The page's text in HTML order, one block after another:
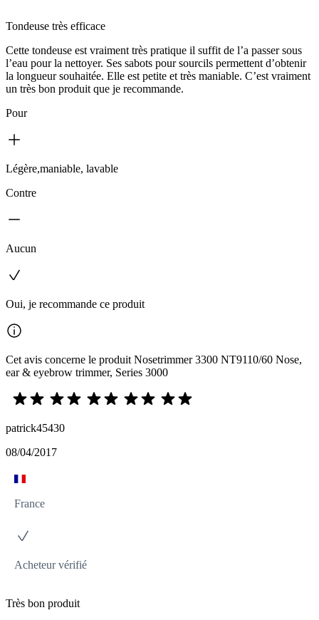
Tondeuse très efficace
Cette tondeuse est vraiment très pratique il suffit de l’a passer sous
l’eau pour la nettoyer. Ses sabots pour sourcils permettent d’obtenir
la longueur souhaitée. Elle est petite et très maniable. C’est vraiment
un très bon produit que je recommande.
Pour
Légère,maniable, lavable
Contre
Aucun
Oui, je recommande ce produit
Cet avis concerne le produit Nosetrimmer 3300 NT9110/60 Nose,
ear & eyebrow trimmer, Series 3000
patrick45430
08/04/2017
France
Acheteur vérifié
Très bon produit